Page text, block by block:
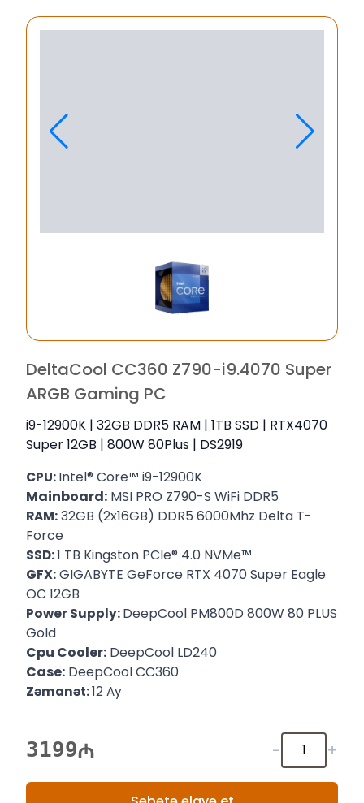
DeltaCool CC360 Z790-i9.4070 Super
ARGB Gaming PC
i9-12900K | 32GB DDR5 RAM | 1TB SSD | RTX4070
Super 12GB | 800W 80Plus | DS2919
CPU:Intel® Core™ i9-12900K
Mainboard: MSI PRO Z790-S WiFi DDR5
RAM:32GB (2x16GB) DDR5 6000Mhz Delta T-
Force
SSD:1 TB Kingston PCIe® 4.0 NVMe™
GFX:GIGABYTE GeForce RTX 4070 Super Eagle
OC 12GB
Power Supply:DeepCool PM800D 800W 80 PLUS
Gold
Cpu Cooler: DeepCool LD240
Case: DeepCool CC360
Zəmanət:12 Ay
3199 - +